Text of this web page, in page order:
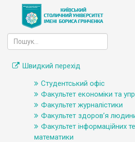
Швидкий перехід
Студентський офіс
Факультет економіки та
Факультет журналістики
Факультет здоров’я
Факультет інформаційних
математики